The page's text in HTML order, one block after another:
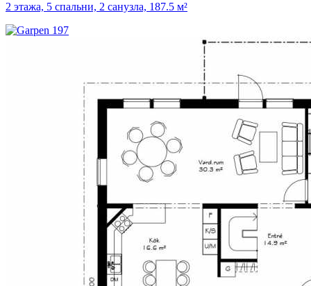
2 этажа, 5 спальни, 2 санузла, 187.5 м²